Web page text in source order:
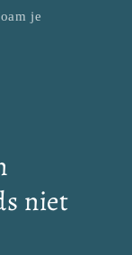
je
niet